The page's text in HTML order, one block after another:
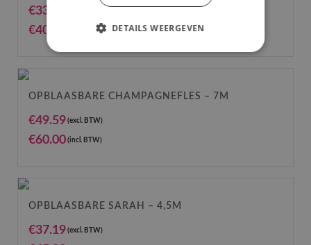
€33.06
€40.00 (incl. BTW)
OPBLAASBARE CHAMPAGNEFLES – 7M
€49.59 (excl. BTW)
€60.00 (incl. BTW)
OPBLAASBARE SARAH – 4,5M
€37.19 (excl. BTW)
DETAILS WEERGEVEN